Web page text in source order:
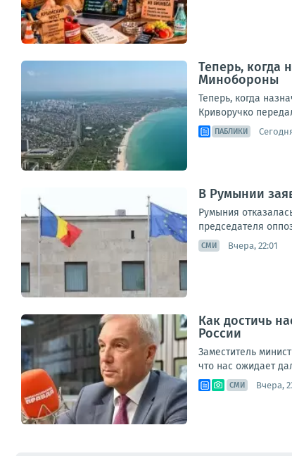
Теперь, когда
Минобороны
Теперь, когда
Криворучко
ПАБЛИКИ
В Румынии
Румыния
председателя
СМИ Вчера, 22:01
Как достичь
России
Заместитель
что нас ожидает
СМИ Вчера,